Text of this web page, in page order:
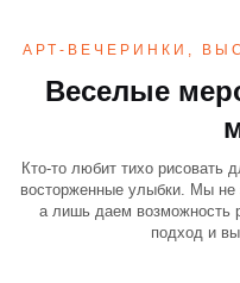
АРТ-ВЕЧЕРИНКИ,
Веселые
Кто-то любит тихо рисовать
восторженные улыбки. Мы не
а лишь даем возможность
подход и